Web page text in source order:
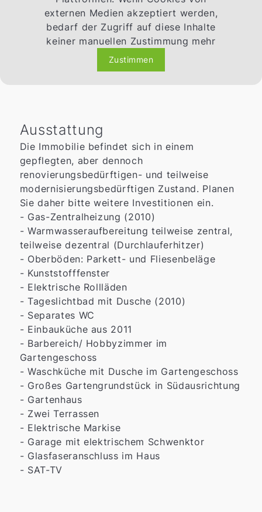
externen Medien akzeptiert werden,
bedarf der Zugriff auf diese Inhalte
keiner manuellen Zustimmung mehr
Zustimmen
Ausstattung
Die Immobilie befindet sich in einem
gepflegten, aber dennoch
renovierungsbedürftigen- und teilweise
modernisierungsbedürftigen Zustand. Planen
Sie daher bitte weitere Investitionen ein.
- Gas-Zentralheizung (2010)
- Warmwasseraufbereitung teilweise zentral,
teilweise dezentral (Durchlauferhitzer)
- Oberböden: Parkett- und Fliesenbeläge
- Kunststofffenster
- Elektrische Rollläden
- Tageslichtbad mit Dusche (2010)
- Separates WC
- Einbauküche aus 2011
- Barbereich/ Hobbyzimmer im
Gartengeschoss
- Waschküche mit Dusche im Gartengeschoss
- Großes Gartengrundstück in Südausrichtung
- Gartenhaus
- Zwei Terrassen
- Elektrische Markise
- Garage mit elektrischem Schwenktor
- Glasfaseranschluss im Haus
- SAT-TV